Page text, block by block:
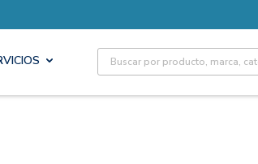
Site Search